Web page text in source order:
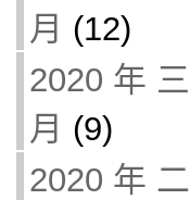
月 (12)
2020 年 三
月 (9)
2020 年 二